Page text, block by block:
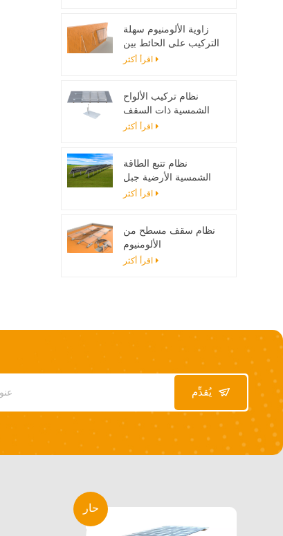
زاوية الألومنيوم سهلة
التركيب على الحائط بين
قوسين للألواح الشمسية
اقرأ أكثر
نظام تركيب الألواح
الشمسية ذات السقف
المسطح مع اللمعان
اقرأ أكثر
نظام تتبع الطاقة
الشمسية الأرضية جبل
حامل قابل للتعديل لوحة
اقرأ أكثر
نظام سقف مسطح من
الألومنيوم
اقرأ أكثر
يُقدِّم
حار